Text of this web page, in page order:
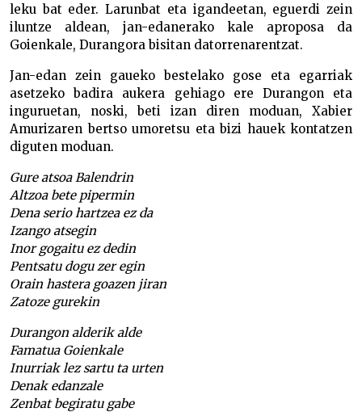
leku bat eder. Larunbat eta igandeetan, eguerdi zein
iluntze aldean, jan-edanerako kale aproposa da
Goienkale, Durangora bisitan datorrenarentzat.
Jan-edan zein gaueko bestelako gose eta egarriak
asetzeko badira aukera gehiago ere Durangon eta
inguruetan, noski, beti izan diren moduan, Xabier
Amurizaren bertso umoretsu eta bizi hauek kontatzen
diguten moduan.
Gure atsoa Balendrin
Altzoa bete pipermin
Dena serio hartzea ez da
Izango atsegin
Inor gogaitu ez dedin
Pentsatu dogu zer egin
Orain hastera goazen jiran
Zatoze gurekin
Durangon alderik alde
Famatua Goienkale
Inurriak lez sartu ta urten
Denak edanzale
Zenbat begiratu gabe